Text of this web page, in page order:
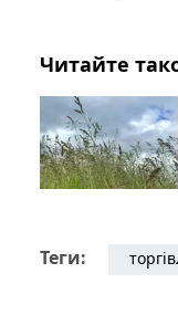
Читайте
Теги: